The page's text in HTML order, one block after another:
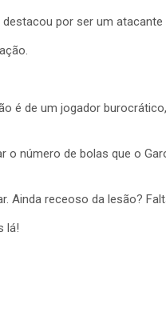
por ser um
é de um jogador
número de bolas que o
Ainda receoso da lesão?
lá!